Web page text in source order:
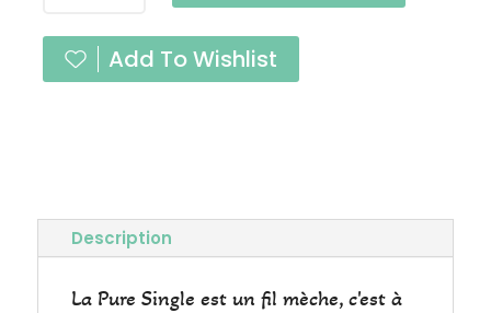
Single
Violine
Add To Wishlist
Description
La Pure Single est un fil mèche, c'est à